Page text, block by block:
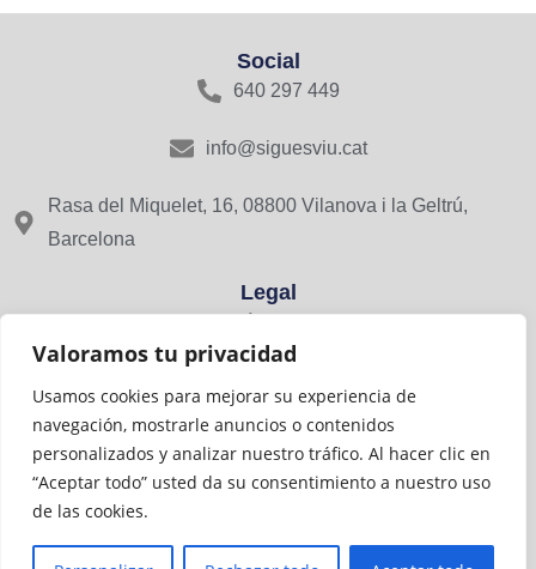
Valoramos tu privacidad
Usamos cookies para mejorar su experiencia de
navegación, mostrarle anuncios o contenidos
personalizados y analizar nuestro tráfico. Al hacer clic en
“Aceptar todo” usted da su consentimiento a nuestro uso
de las cookies.
Social
640 297 449
info@siguesviu.cat
Rasa del Miquelet, 16, 08800 Vilanova i la Geltrú,
Barcelona
Legal
Cookies
Viu Comerç amb el suport de: